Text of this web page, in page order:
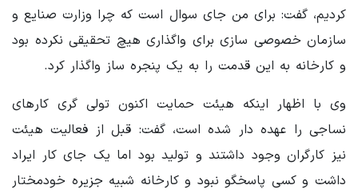
کردیم، گفت: برای من جای سوال است که چرا وزارت صنایع و
سازمان خصوصی سازی برای واگذاری هیچ تحقیقی نکرده بود
و کارخانه به این قدمت را به یک پنجره ساز واگذار کرد.
وی با اظهار اینکه هیئت حمایت اکنون تولی گری کارهای
نساجی را عهده دار شده است، گفت: قبل از فعالیت هیئت
نیز کارگران وجود داشتند و تولید بود اما یک جای کار ایراد
داشت و کسی پاسخگو نبود و کارخانه شبیه جزیره خودمختار